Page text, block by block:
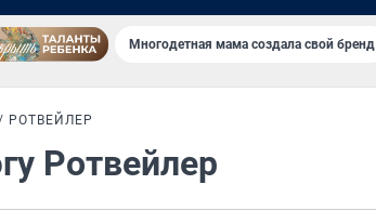
Многодетная мама создала свой бренд
РОТВЕЙЛЕР
Ротвейлер